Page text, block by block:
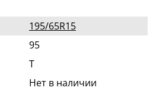
195/65R15
95
T
Нет в наличии